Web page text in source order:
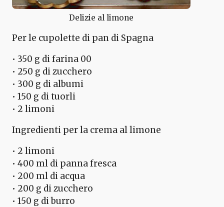
Delizie al limone
Per le cupolette di pan di Spagna
• 350 g di farina 00
• 250 g di zucchero
• 300 g di albumi
• 150 g di tuorli
• 2 limoni
Ingredienti per la crema al limone
• 2 limoni
• 400 ml di panna fresca
• 200 ml di acqua
• 200 g di zucchero
• 150 g di burro